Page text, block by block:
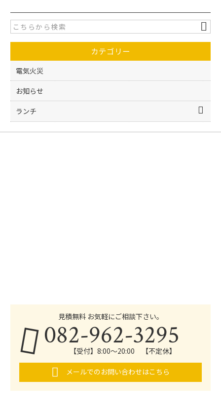
e
b
o
o
k
er
カテゴリー
電気火災
お知らせ
ランチ
見積無料 お気軽にご相談下さい。
082-962-3295
【受付】8:00～20:00 【不定休】
メールでのお問い合わせはこちら